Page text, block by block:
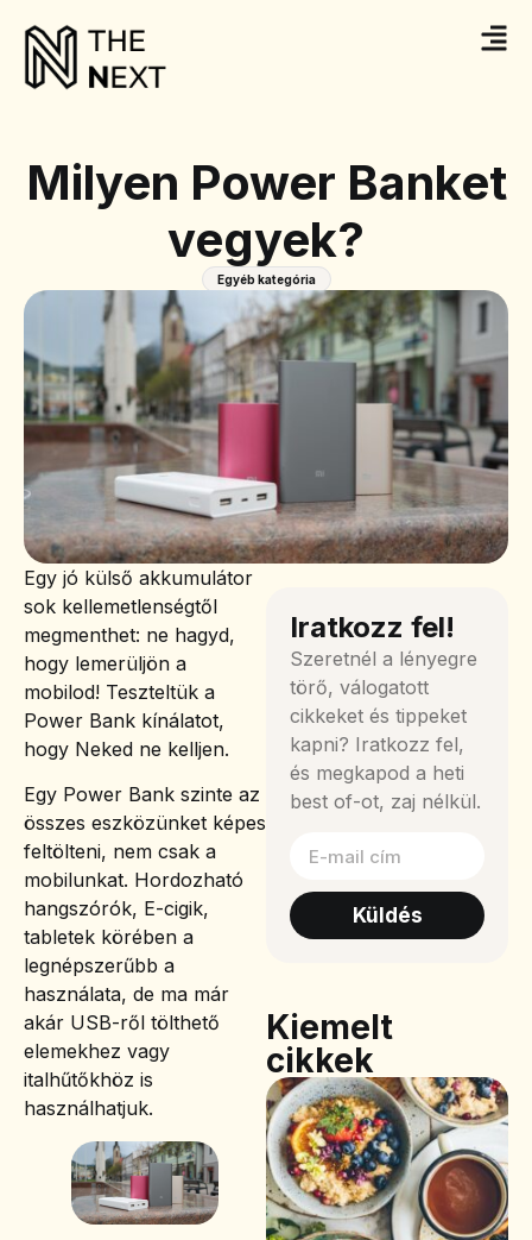
Milyen Power Banket
vegyek?
Egyéb kategória
Egy jó külső akkumulátor
sok kellemetlenségtől
megmenthet: ne hagyd,
hogy lemerüljön a
mobilod! Teszteltük a
Power Bank kínálatot,
hogy Neked ne kelljen.
Egy Power Bank szinte az
összes eszközünket képes
feltölteni, nem csak a
mobilunkat. Hordozható
hangszórók, E-cigik,
tabletek körében a
legnépszerűbb a
használata, de ma már
akár USB-ről tölthető
elemekhez vagy
italhűtőkhöz is
használhatjuk.
Iratkozz fel!
Szeretnél a lényegre
törő, válogatott
cikkeket és tippeket
kapni? Iratkozz fel,
és megkapod a heti
best of-ot, zaj nélkül.
Küldés
Kiemelt
cikkek